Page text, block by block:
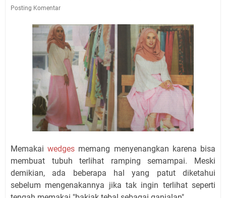
Posting Komentar
Memakaiwedges memang menyenangkan karena bisa
membuat tubuh terlihat ramping semampai. Meski
demikian, ada beberapa hal yang patut diketahui
sebelum mengenakannya jika tak ingin terlihat seperti